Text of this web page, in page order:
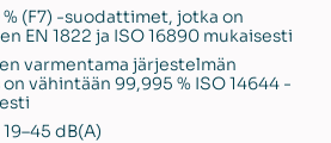
% (F7) -suodattimet, jotka on
EN 1822 ja ISO 16890 mukaisesti
varmentama järjestelmän
vähintään 99,995 % ISO 14644 -
dB(A)